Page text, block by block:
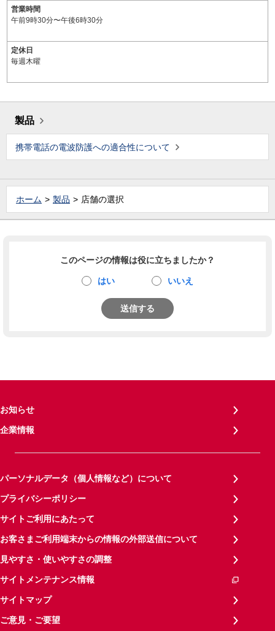
営業時間
午前9時30分〜午後6時30分
定休日
毎週木曜
製品
携帯電話の電波防護への適合性について
ホーム 製品 店舗の選択
このページの情報は役に立ちましたか？
はい いいえ
送信する
お知らせ
企業情報
パーソナルデータ（個人情報など）について
プライバシーポリシー
サイトご利用にあたって
お客さまご利用端末からの情報の外部送信について
見やすさ・使いやすさの調整
サイトメンテナンス情報
サイトマップ
ご意見・ご要望